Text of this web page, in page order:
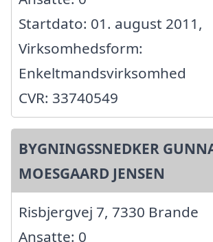
Startdato: 01. august 2011,
Virksomhedsform:
Enkeltmandsvirksomhed
CVR: 33740549
BYGNINGSSNEDKER
MOESGAARD JENSEN
Risbjergvej 7, 7330 Brande
Ansatte: 0